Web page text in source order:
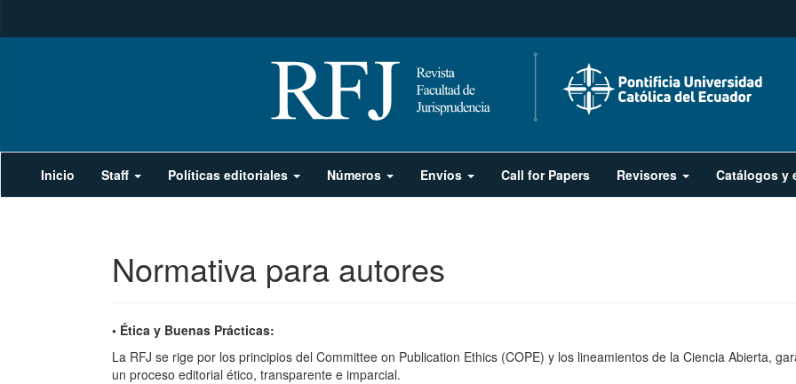
principal
Contenido
Inicio Staff Políticas editoriales Números Envíos Call for Papers Revisores Catálogos y
Normativa para autores
• Ética y Buenas Prácticas:
La RFJ se rige por los principios del Committee on Publication Ethics (COPE) y los lineamientos de la Ciencia Abierta,
un proceso editorial ético, transparente e imparcial.